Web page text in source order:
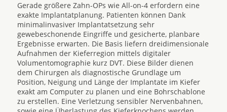
Gerade größere Zahn-OPs wie All-on-4 erfordern eine
exakte Implantatplanung. Patienten können Dank
minimalinvasiver Implantatsetzung sehr
gewebeschonende Eingriffe und gesicherte, planbare
Ergebnisse erwarten. Die Basis liefern dreidimensionale
Aufnahmen der Kieferregion mittels digitaler
Volumentomographie kurz DVT. Diese Bilder dienen
dem Chirurgen als diagnostische Grundlage um
Position, Neigung und Länge der Implantate im Kiefer
exakt am Computer zu planen und eine Bohrschablone
zu erstellen. Eine Verletzung sensibler Nervenbahnen,